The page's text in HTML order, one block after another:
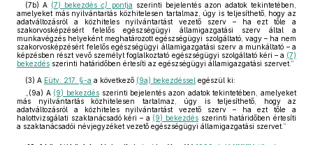
(7b) A (7) bekezdésc) pontja szerinti bejelentés azon adatok tekintetében,
amelyeket más nyilvántartás közhitelesen tartalmaz, úgy is teljesíthető, hogy az
adatváltozásról a közhiteles nyilvántartást vezető szerv – ha ezt tőle a
szakorvosképzésért felelős egészségügyi államigazgatási szerv által a
munkavégzés helyeként meghatározott egészségügyi szolgáltató, vagy – ha nem
szakorvosképzésért felelős egészségügyi államigazgatási szerv a munkáltató – a
képzésben részt vevő személyt foglalkoztató egészségügyi szolgáltató kéri – a (7)
bekezdés szerinti határidőben értesíti az egészségügyi államigazgatási szervet.”
(3) A Eütv. 217. §-a a következő (9a) bekezdéssel egészül ki:
„(9a) A (9) bekezdés szerinti bejelentés azon adatok tekintetében, amelyeket
más nyilvántartás közhitelesen tartalmaz, úgy is teljesíthető, hogy az
adatváltozásról a közhiteles nyilvántartást vezető szerv – ha ezt tőle a
halottvizsgálati szaktanácsadó kéri – a (9) bekezdés szerinti határidőben értesíti
a szaktanácsadói névjegyzéket vezető egészségügyi államigazgatási szervet.”